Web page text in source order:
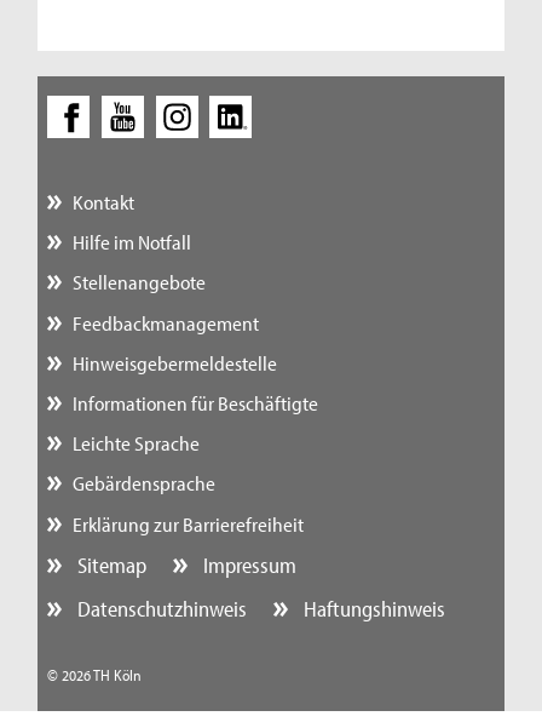
Kontakt
Hilfe im Notfall
Stellenangebote
Feedbackmanagement
Hinweisgebermeldestelle
Informationen für Beschäftigte
Leichte Sprache
Gebärdensprache
Erklärung zur Barrierefreiheit
Sitemap
Impressum
Datenschutzhinweis
Haftungshinweis
© 2026 TH Köln